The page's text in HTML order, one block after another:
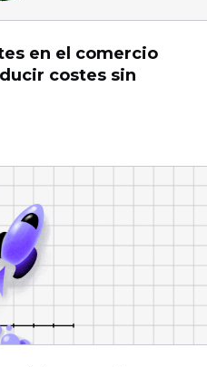
en el comercio
costes sin